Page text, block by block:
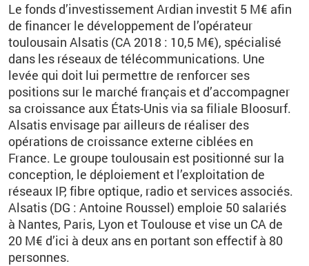
Le fonds d’investissement Ardian investit 5 M€ afin
de financer le développement de l’opérateur
toulousain Alsatis (CA 2018 : 10,5 M€), spécialisé
dans les réseaux de télécommunications. Une
levée qui doit lui permettre de renforcer ses
positions sur le marché français et d’accompagner
sa croissance aux États-Unis via sa filiale Bloosurf.
Alsatis envisage par ailleurs de réaliser des
opérations de croissance externe ciblées en
France. Le groupe toulousain est positionné sur la
conception, le déploiement et l’exploitation de
réseaux IP, fibre optique, radio et services associés.
Alsatis (DG : Antoine Roussel) emploie 50 salariés
à Nantes, Paris, Lyon et Toulouse et vise un CA de
20 M€ d’ici à deux ans en portant son effectif à 80
personnes.